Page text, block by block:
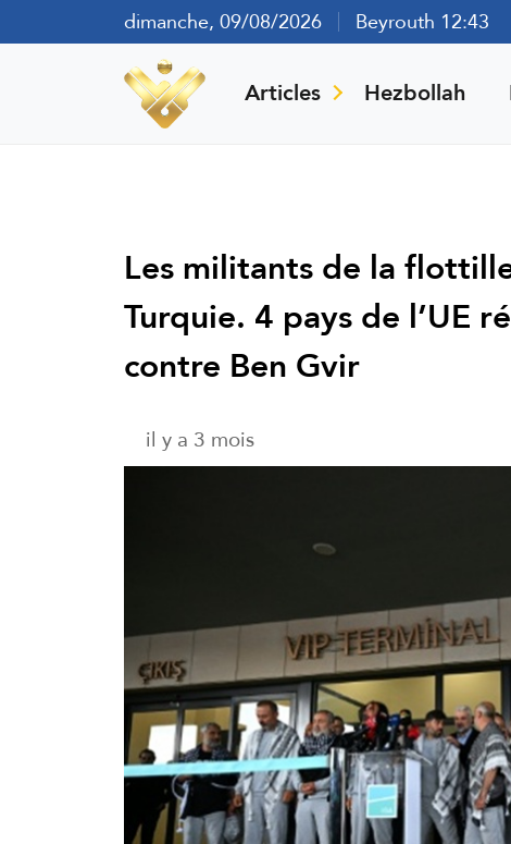
dimanche, 09/08/2026 Beyrouth 12:43
Articles Hezbollah
Les militants de la
Turquie. 4 pays de l’UE
contre Ben Gvir
il y a 3 mois